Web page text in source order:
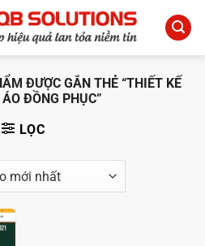
ĐƯỢC GẮN THẺ “THIẾT KẾ
ĐỒNG PHỤC”
LỌC